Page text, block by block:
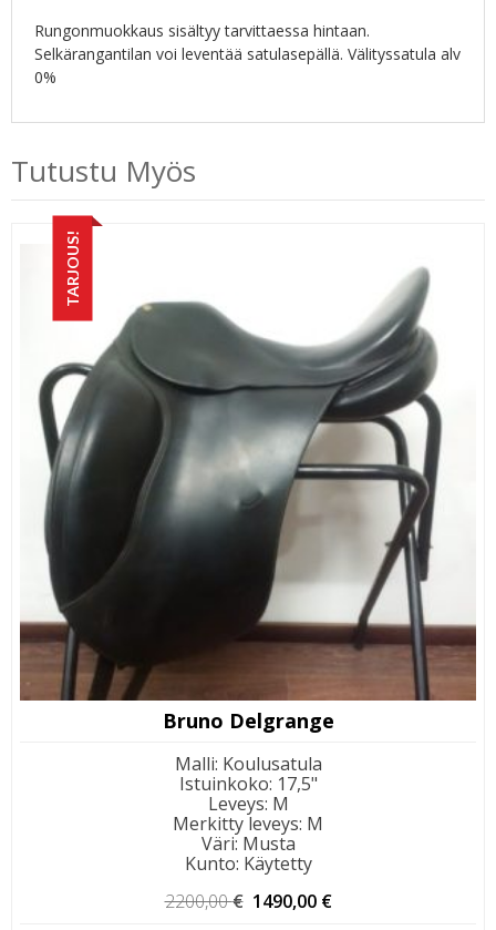
Rungonmuokkaus sisältyy tarvittaessa hintaan.
Selkärangantilan voi leventää satulasepällä. Välityssatula alv
0%
Tutustu Myös
TARJOUS!
Bruno Delgrange
Malli: Koulusatula
Istuinkoko: 17,5"
Leveys: M
Merkitty leveys: M
Väri: Musta
Kunto: Käytetty
2200,00€ Alkuperäinen
1490,00 €